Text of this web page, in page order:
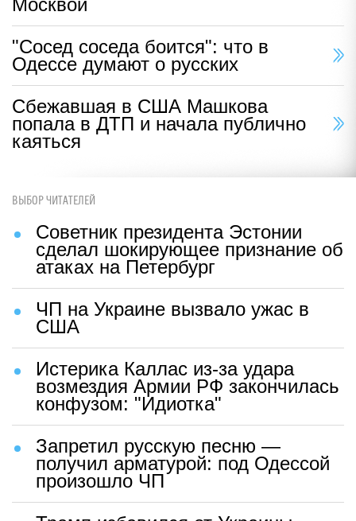
Москвой
"Сосед соседа боится": что в
Одессе думают о русских
Сбежавшая в США Машкова
попала в ДТП и начала публично
каяться
ВЫБОР ЧИТАТЕЛЕЙ
Советник президента Эстонии
сделал шокирующее признание об
атаках на Петербург
ЧП на Украине вызвало ужас в
США
Истерика Каллас из-за удара
возмездия Армии РФ закончилась
конфузом: "Идиотка"
Запретил русскую песню —
получил арматурой: под Одессой
произошло ЧП